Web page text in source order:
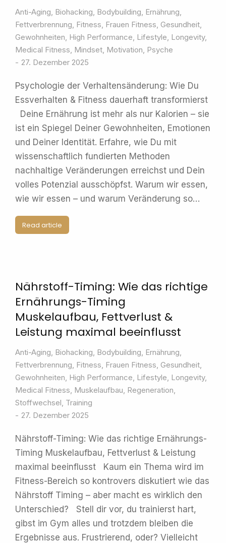
Anti-Aging, Biohacking, Bodybuilding, Ernährung,
Fettverbrennung, Fitness, Frauen Fitness, Gesundheit,
Gewohnheiten, High Performance, Lifestyle, Longevity,
Medical Fitness, Mindset, Motivation, Psyche
27. Dezember 2025
Psychologie der Verhaltensänderung: Wie Du
Essverhalten & Fitness dauerhaft transformierst
Deine Ernährung ist mehr als nur Kalorien – sie
ist ein Spiegel Deiner Gewohnheiten, Emotionen
und Deiner Identität. Erfahre, wie Du mit
wissenschaftlich fundierten Methoden
nachhaltige Veränderungen erreichst und Dein
volles Potenzial ausschöpfst. Warum wir essen,
wie wir essen – und warum Veränderung so…
Read article
Nährstoff-Timing: Wie das richtige
Ernährungs-Timing
Muskelaufbau, Fettverlust &
Leistung maximal beeinflusst
Anti-Aging, Biohacking, Bodybuilding, Ernährung,
Fettverbrennung, Fitness, Frauen Fitness, Gesundheit,
Gewohnheiten, High Performance, Lifestyle, Longevity,
Medical Fitness, Muskelaufbau, Regeneration,
Stoffwechsel, Training
27. Dezember 2025
Nährstoff-Timing: Wie das richtige Ernährungs-
Timing Muskelaufbau, Fettverlust & Leistung
maximal beeinflusst Kaum ein Thema wird im
Fitness-Bereich so kontrovers diskutiert wie das
Nährstoff Timing – aber macht es wirklich den
Unterschied? Stell dir vor, du trainierst hart,
gibst im Gym alles und trotzdem bleiben die
Ergebnisse aus. Frustrierend, oder? Vielleicht